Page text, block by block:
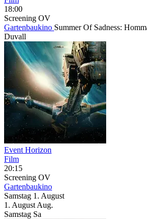
18:00
Screening OV
Gartenbaukino Summer Of Sadness:
Duvall
Event Horizon
Film
20:15
Screening OV
Gartenbaukino
Samstag 1. August
1. August Aug.
Samstag Sa